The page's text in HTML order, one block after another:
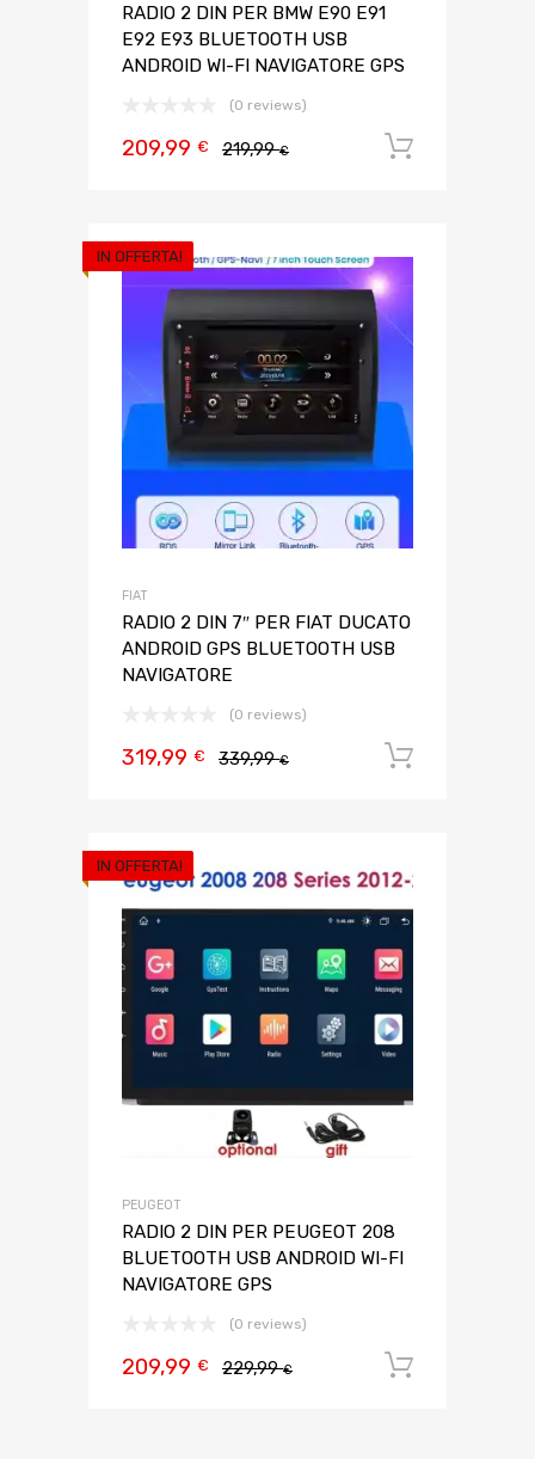
RADIO 2 DIN PER BMW E90 E91
E92 E93 BLUETOOTH USB
ANDROID WI-FI NAVIGATORE GPS
(0 reviews)
219,99€
209,99 €
IN OFFERTA!
FIAT
RADIO 2 DIN 7″ PER FIAT DUCATO
ANDROID GPS BLUETOOTH USB
NAVIGATORE
(0 reviews)
339,99€
319,99 €
IN OFFERTA!
PEUGEOT
RADIO 2 DIN PER PEUGEOT 208
BLUETOOTH USB ANDROID WI-FI
NAVIGATORE GPS
(0 reviews)
229,99€
209,99 €